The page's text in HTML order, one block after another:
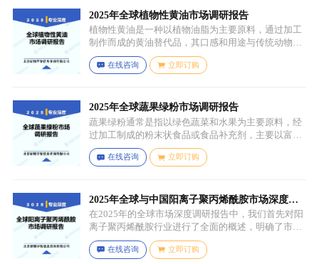
2025年全球植物性黄油市场调研报告
植物性黄油是一种以植物油脂为主要原料，通过加工
制作而成的黄油替代品，其口感和用途与传统动物黄
油较为相似，常见的有大豆油、菜籽油、椰子油、棕
榈油等，这些植物油脂经过精炼、氢化或酯交换等工
用香精、色素等，以改善口感、延长保质期和调整风
味。
在线咨询 立即订购
2025年全球蔬果绿粉市场调研报告
蔬果绿粉通常是指以绿色蔬菜和水果为主要原料，经
过加工制成的粉末状食品或食品补充剂，主要以富含
叶绿素、膳食纤维、维生素、矿物质等营养成分的绿
色蔬菜和水果为原料，常见的包括菠菜、羽衣甘蓝、
等，有时也会搭配其他颜色的蔬果（如胡萝卜、甜菜
根等）以丰富营养等绿色水果。
在线咨询 立即订购
2025年全球与中国阳离子聚丙烯酰胺市场深度调
研报告：行业趋势与投资前景分析
在2025年的全球市场深度调研报告中，我们首先对阳
离子聚丙烯酰胺行业进行了全面的概述，明确了市场
细分与应用场景。通过对细分产品的定义与特点进行
深入分析，我们揭示了关键应用场景及其客群洞察。
在线咨询 立即订购